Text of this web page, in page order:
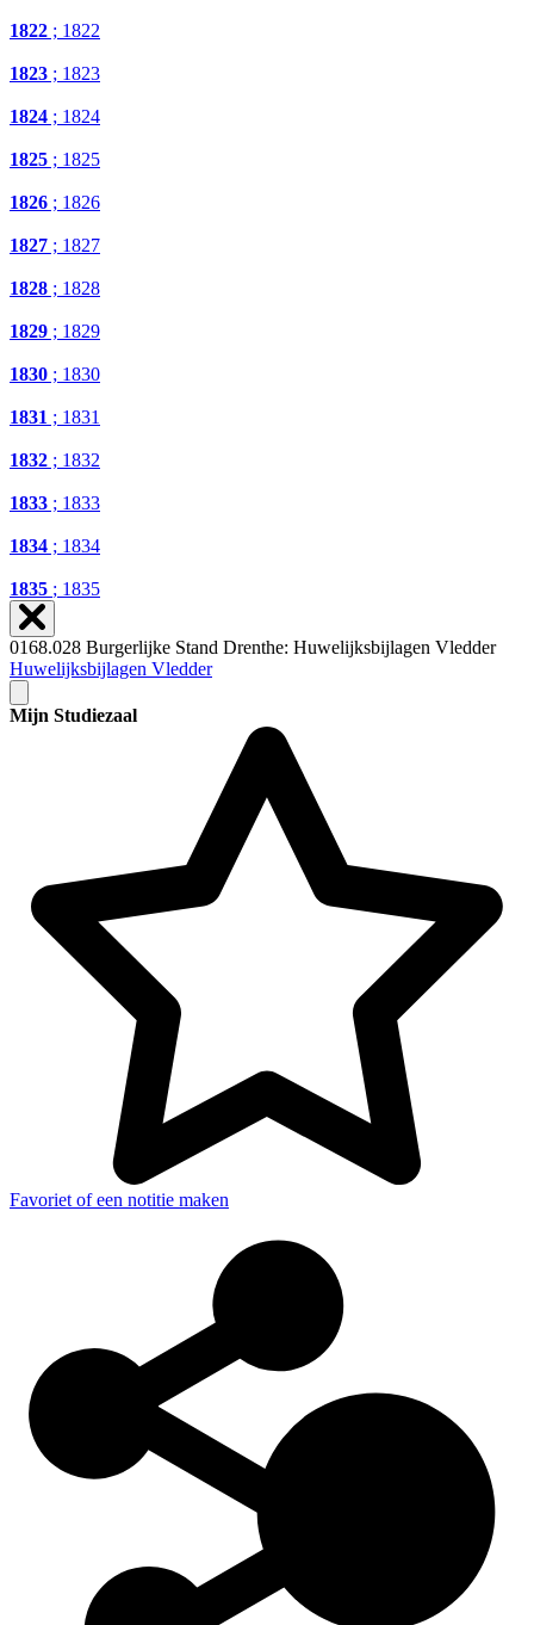
1822 ; 1822
1823 ; 1823
1824 ; 1824
1825 ; 1825
1826 ; 1826
1827 ; 1827
1828 ; 1828
1829 ; 1829
1830 ; 1830
1831 ; 1831
1832 ; 1832
1833 ; 1833
1834 ; 1834
1835 ; 1835
0168.028 Burgerlijke Stand Drenthe: Huwelijksbijlagen Vledder
Huwelijksbijlagen Vledder
Mijn Studiezaal
Favoriet of een notitie maken